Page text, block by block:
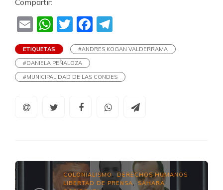
EmailWhatsApp
TwitterFacebook
ETIQUETAS
#ANDRES KOGAN VALDERRAMA
#DANIELA PEÑALOZA
#MUNICIPALIDAD DE LAS CONDES
COLONIALISMO , DERECHOS HUMANOS
LIBERTAD DE PRENSA ,SÁHARA